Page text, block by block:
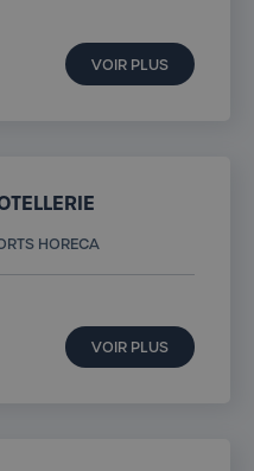
VOIR PLUS
HORECA
VOIR PLUS